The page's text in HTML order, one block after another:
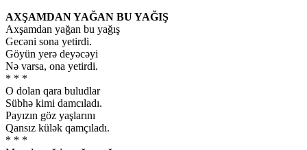
AXŞAMDAN YAĞAN BU YAĞIŞ
Axşamdan yağan bu yağış
Gecəni sona yetirdi.
Göyün yerə deyəcəyi
Nə varsa, ona yetirdi.
* * *
O dolan qara buludlar
Sübhə kimi damcıladı.
Payızın göz yaşlarını
Qansız külək qamçıladı.
* * *